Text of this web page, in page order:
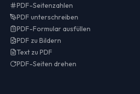
PDF-Seitenzahlen
PDF unterschreiben
PDF-Formular ausfüllen
PDF zu Bildern
Text zu PDF
PDF-Seiten drehen